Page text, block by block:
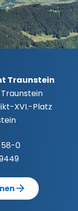
Traunstein
XVI.-Platz
58-0